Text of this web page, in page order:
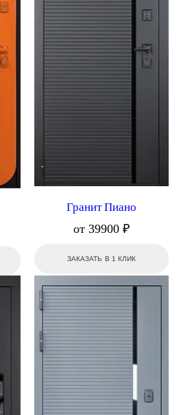
Гранит Пиано
от 39900 ₽
ЗАКАЗАТЬ В 1 КЛИК